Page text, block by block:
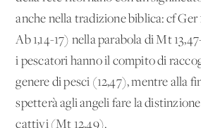
anche nella tradizione biblica: cf Ger
Ab 1,14-17) nella parabola di Mt
i pescatori hanno il compito di
genere di pesci (12,47), mentre alla
spetterà agli angeli fare la
cattivi (Mt 12,49).